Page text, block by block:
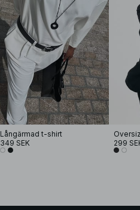
Långärmad t-shirt
349 SEK
299